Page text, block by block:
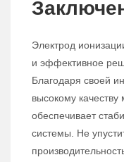
Электрод
и эффективное
Благодаря своей
высокому качеству
обеспечивает
системы. Не